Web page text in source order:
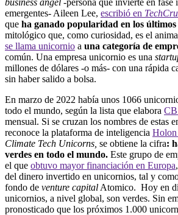
emergentes- Aileen Lee, escribió en
que ha ganado popularidad en los últimos
mitológico que, como curiosidad, es el
se llama unicornio a una categoría de
común. Una empresa unicornio es una
millones de dólares -o más- con una rápida
sin haber salido a bolsa.
En marzo de 2022 había unos 1066
todo el mundo, según la lista que elabora
mensual. Si se cruzan los nombres de estas
reconoce la plataforma de inteligencia
Climate Tech Unicorns, se obtiene la cifra:
verdes en todo el mundo. Este grupo de
el que obtuvo mayor financiación en Europa
del dinero invertido en unicornios, tal y
fondo de venture capital Atomico. Hoy en
unicornios, a nivel global, son verdes. Sin
pronosticado que los próximos 1.000